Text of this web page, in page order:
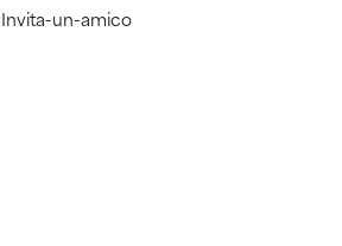
Invita-un-amico